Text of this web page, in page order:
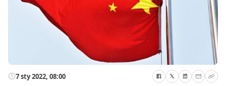
7 sty 2022, 08:00